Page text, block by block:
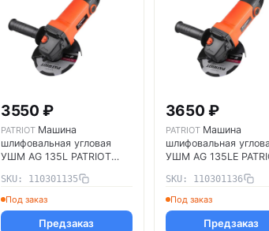
3550 ₽
PATRIOT Машина
шлифовальная угловая
УШМ AG 135L PATRIOT
SKU: 110301135
Под заказ
Предзаказ
3650 ₽
PATRIOT Машина
шлифовальная
УШМ AG 135LE
SKU: 110301136
Под заказ
Предзаказ